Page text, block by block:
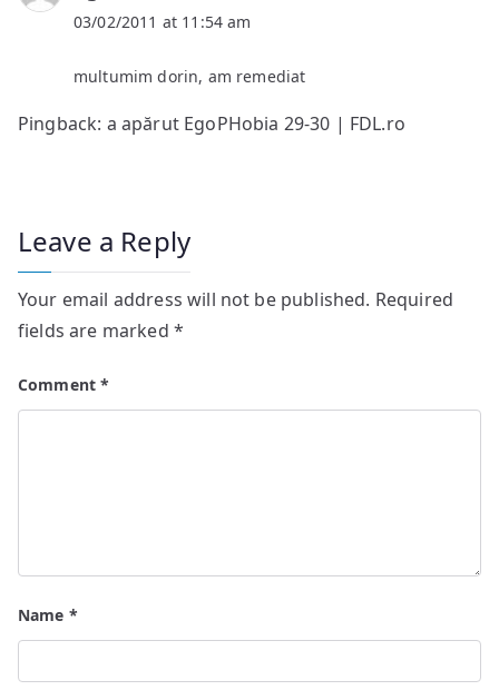
03/02/2011 at 11:54 am
multumim dorin, am remediat
Pingback: a apărut EgoPHobia 29-30 | FDL.ro
Leave a Reply
Your email address will not be published. Required
fields are marked *
Comment*
Name *